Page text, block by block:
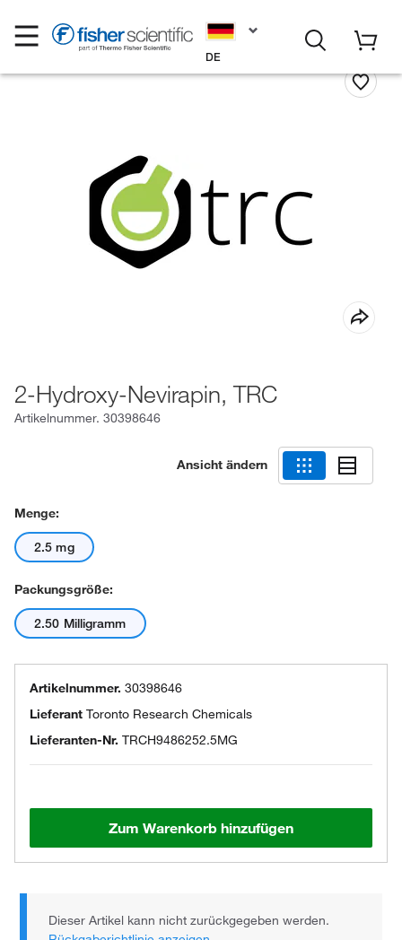
DE
2-Hydroxy-Nevirapin, TRC
Artikelnummer. 30398646
Ansicht ändern
Menge:
2.5 mg
Packungsgröße:
2.50 Milligramm
Artikelnummer. 30398646
Lieferant Toronto Research Chemicals
Lieferanten-Nr. TRCH9486252.5MG
Zum Warenkorb hinzufügen
Dieser Artikel kann nicht zurückgegeben werden.